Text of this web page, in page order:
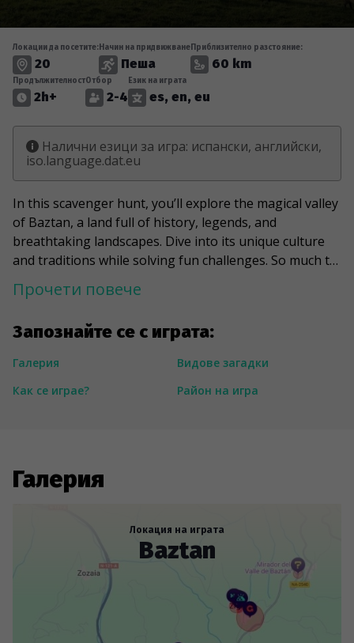
Запознайте се с играта:
Галерия
Видове загадки
Как се играе?
Район на игра
Локации да посетите:
20
Начин на придвижване
Пеша
Приблизително разстояние:
60 km
Продължителност
2h+
Отбор
2-4
Език на играта
es, en, eu
Налични езици за игра: испански, английски,
iso.language.dat.eu
In this scavenger hunt, you’ll explore the magical valley
of Baztan, a land full of history, legends, and
breathtaking landscapes. Dive into its unique culture
and traditions while solving fun challenges. So much to
friends, and let the adventure begin.
Прочети повече
Галерия
Локация на играта
Baztan